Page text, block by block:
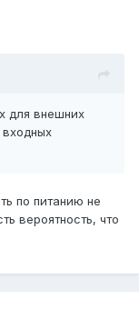
для внешних
по питанию не
вероятность, что